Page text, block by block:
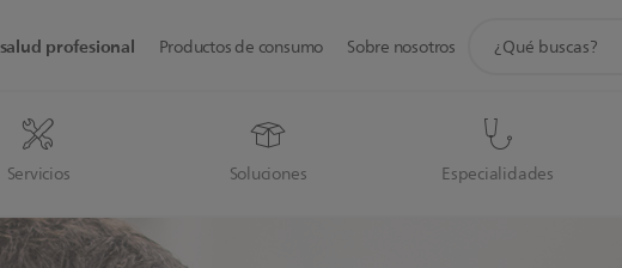
profesional
Servicios Soluciones Especialidades
Productos de consumo Sobre nosotros
búsqueda